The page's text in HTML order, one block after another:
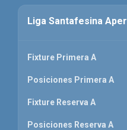
Liga Santafesina
Fixture Primera A
Posiciones Primera A
Fixture Reserva A
Posiciones Reserva A